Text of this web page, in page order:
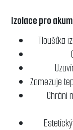
Izolace pro
Tloušťka
Zamezuje
Chrání